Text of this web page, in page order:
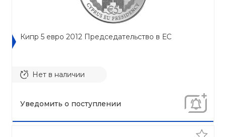
Кипр 5 евро 2012 Председательство в ЕС
Нет в наличии
Уведомить о поступлении